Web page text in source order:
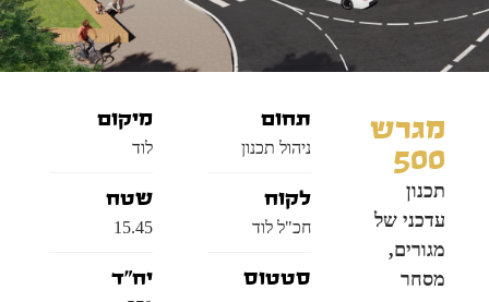
תחום
ניהול תכנון
לקוח
חכ"ל לוד
סטטוס
מיקום
לוד
שטח
15.45
יח"ד
מגרש
500
תכנון
עדכני של
מגורים,
מסחר